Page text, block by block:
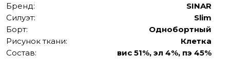
Бренд:
SINAR
Силуэт:
Slim
Борт:
Однобортный
Рисунок ткани:
Клетка
Состав:
вис 51%, эл 4%, пэ 45%